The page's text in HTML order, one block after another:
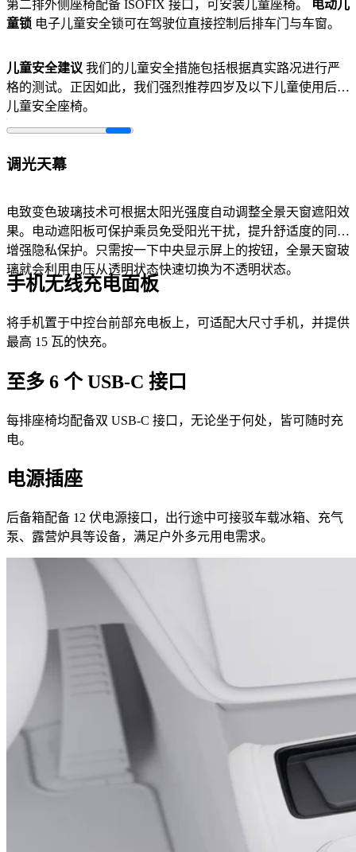
第二排外侧座椅配备 ISOFIX 接口，可安装儿童座椅。
电动儿
童锁 电子儿童安全锁可在驾驶位直接控制后排车门与车窗。
儿童安全建议
格的测试。正因如此，我们强烈推荐四岁及以下儿童使用后向
儿童安全座椅。
调光天幕
电致变色玻璃技术可根据太阳光强度自动调整全景天窗遮阳效
果。电动遮阳板可保护乘员免受阳光干扰，提升舒适度的同时
增强隐私保护。只需按一下中央显示屏上的按钮，全景天窗玻
璃就会利用电压从透明状态快速切换为不透明状态。
手机无线充电面板
将手机置于中控台前部充电板上，可适配大尺寸手机，并提供
最高 15 瓦的快充。
至多 6 个 USB-C 接口
每排座椅均配备双 USB-C 接口，无论坐于何处，皆可随时充
电。
电源插座
后备箱配备 12 伏电源接口，出行途中可接驳车载冰箱、充气
泵、露营炉具等设备，满足户外多元用电需求。